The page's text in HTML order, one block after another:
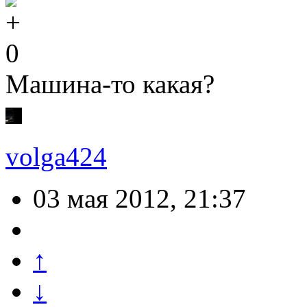
0
Машина-то какая?
volga424
03 мая 2012, 21:37
↑
↓